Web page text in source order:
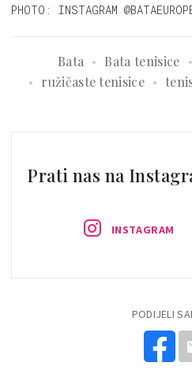
PHOTO: INSTAGRAM
Bata Bata tenisice
ružičaste tenisice
Prati nas na
INSTAGRAM
PODIJELI